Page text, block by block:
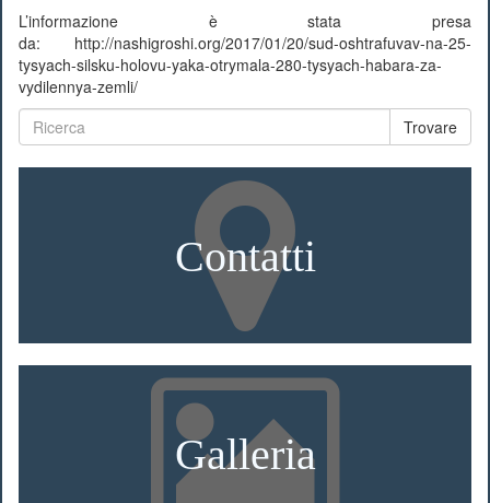
L’informazione è stata presa
da: http://nashigroshi.org/2017/01/20/sud-oshtrafuvav-na-25-
tysyach-silsku-holovu-yaka-otrymala-280-tysyach-habara-za-
vydilennya-zemli/
Trovare
Contatti
Galleria